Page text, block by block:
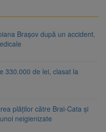
Brașov după un accident.
330.000 de lei, clasat la
plăților către Brai-Cata și
neigienizate